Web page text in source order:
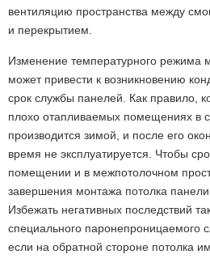
вентиляцию пространства между
и перекрытием.
Изменение температурного режима
может привести к возникновению
срок службы панелей. Как правило,
плохо отапливаемых помещениях в
производится зимой, и после его
время не эксплуатируется. Чтобы
помещении и в межпотолочном
завершения монтажа потолка панели
Избежать негативных последствий
специального паронепроницаемого
если на обратной стороне потолка